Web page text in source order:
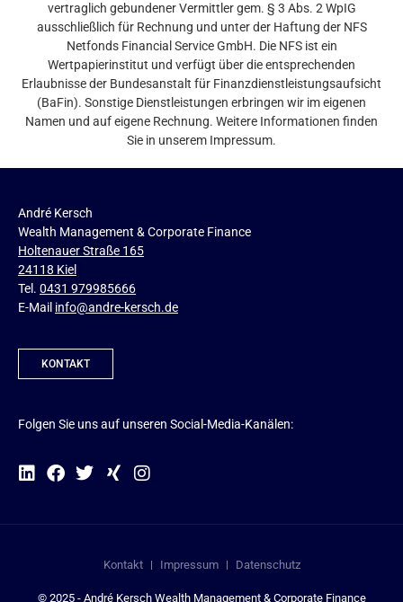
vertraglich gebundener Vermittler gem. § 3 Abs. 2 WpIG
ausschließlich für Rechnung und unter der Haftung der NFS
Netfonds Financial Service GmbH. Die NFS ist ein
Wertpapierinstitut und verfügt über die entsprechenden
Erlaubnisse der Bundesanstalt für Finanzdienstleistungsaufsicht
(BaFin). Sonstige Dienstleistungen erbringen wir im eigenen
Namen und auf eigene Rechnung. Weitere Informationen finden
Sie in unserem Impressum.
André Kersch
Wealth Management & Corporate Finance
Holtenauer Straße 165
24118 Kiel
Tel. 0431 979985666
E-Mail info@andre-kersch.de
KONTAKT
Folgen Sie uns auf unseren Social-Media-Kanälen:
Kontakt Impressum Datenschutz
© 2025 - André Kersch Wealth Management & Corporate Finance